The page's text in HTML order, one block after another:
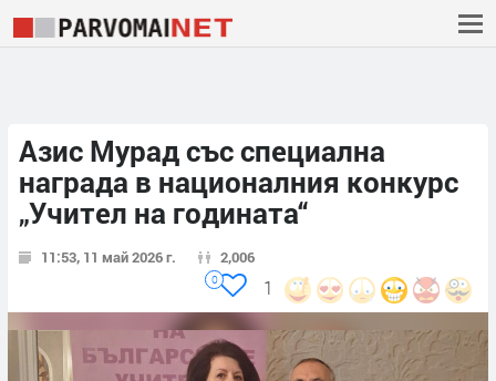
Азис Мурад със специална
награда в националния конкурс
„Учител на годината“
11:53, 11 май 2026 г. 2,006
1
0